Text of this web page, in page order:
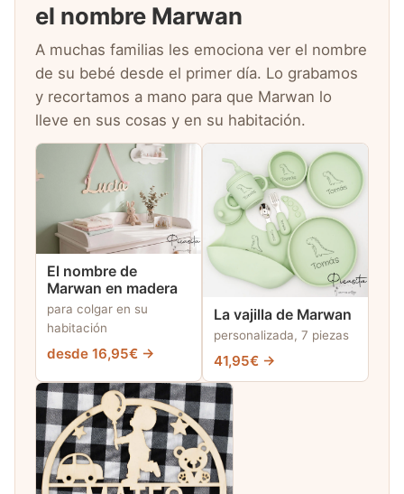
el nombre Marwan
A muchas familias les emociona ver el nombre
de su bebé desde el primer día. Lo grabamos
y recortamos a mano para que Marwan lo
lleve en sus cosas y en su habitación.
El nombre de
Marwan en madera
para colgar en su
habitación
desde 16,95€ →
La vajilla de Marwan
personalizada, 7 piezas
41,95€ →